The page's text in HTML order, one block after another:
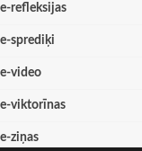
e-refleksijas
e-sprediķi
e-video
e-viktorīnas
e-ziņas